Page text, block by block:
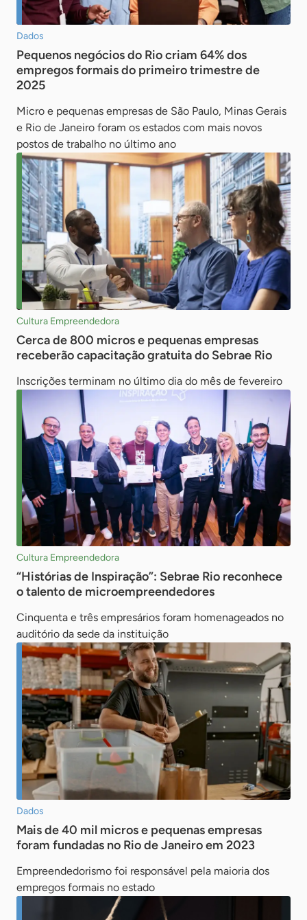
Dados
Pequenos negócios do Rio criam 64% dos
empregos formais do primeiro trimestre de
2025
Micro e pequenas empresas de São Paulo, Minas Gerais
e Rio de Janeiro foram os estados com mais novos
postos de trabalho no último ano
Cultura Empreendedora
Cerca de 800 micros e pequenas empresas
receberão capacitação gratuita do Sebrae Rio
Inscrições terminam no último dia do mês de fevereiro
Cultura Empreendedora
“Histórias de Inspiração”: Sebrae Rio reconhece
o talento de microempreendedores
Cinquenta e três empresários foram homenageados no
auditório da sede da instituição
Dados
Mais de 40 mil micros e pequenas empresas
foram fundadas no Rio de Janeiro em 2023
Empreendedorismo foi responsável pela maioria dos
empregos formais no estado